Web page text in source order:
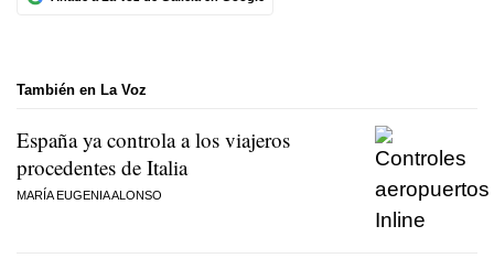
También en La Voz
España ya controla a los viajeros
procedentes de Italia
MARÍA EUGENIA ALONSO